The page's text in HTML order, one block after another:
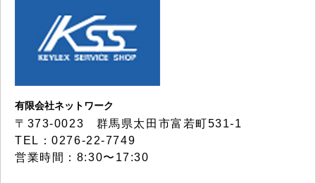
有限会社ネットワーク
〒373-0023 群馬県太田市富若町531-1
TEL：0276-22-7749
営業時間：8:30〜17:30